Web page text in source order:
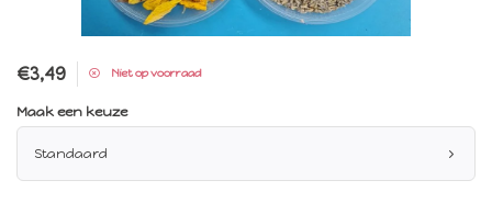
€3,49 Niet op voorraad
Maak een keuze
Standaard